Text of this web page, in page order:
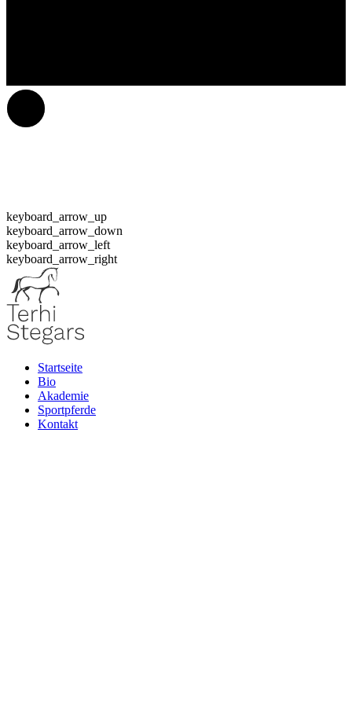
keyboard_arrow_up
keyboard_arrow_down
keyboard_arrow_left
keyboard_arrow_right
Startseite
Bio
Akademie
Sportpferde
Kontakt